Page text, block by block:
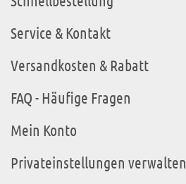
Service & Kontakt
Versandkosten & Rabatt
FAQ - Häufige Fragen
Mein Konto
Privateinstellungen verwalten